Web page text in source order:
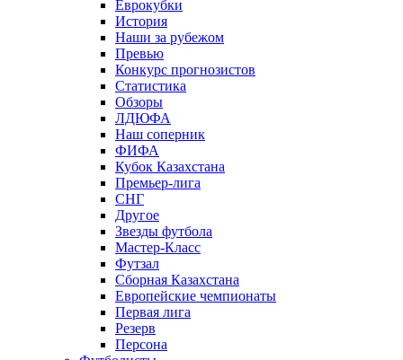
Еврокубки
История
Наши за рубежом
Превью
Конкурс прогнозистов
Статистика
Обзоры
ЛДЮФА
Наш соперник
ФИФА
Кубок Казахстана
Премьер-лига
СНГ
Другое
Звезды футбола
Мастер-Класс
Футзал
Сборная Казахстана
Европейские чемпионаты
Первая лига
Резерв
Персона